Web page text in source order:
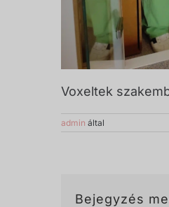
Voxeltek
admin által
Bejegyzés